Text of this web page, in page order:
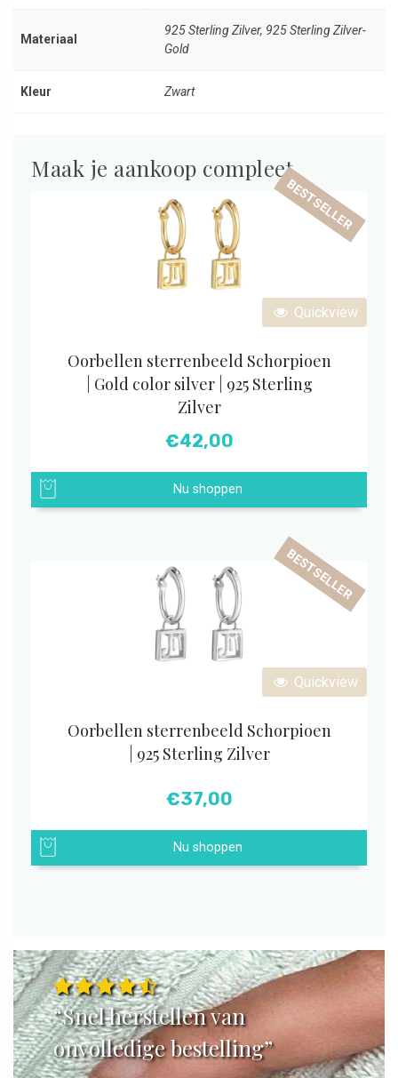
Materiaal
925 Sterling Zilver, 925 Sterling Zilver-
Gold
Kleur Zwart
Maak je aankoop compleet
Quickview
BESTSELLER
Oorbellen sterrenbeeld Schorpioen
| Gold color silver | 925 Sterling
Zilver
€42,00
Nu shoppen
Quickview
BESTSELLER
Oorbellen sterrenbeeld Schorpioen
| 925 Sterling Zilver
€37,00
Nu shoppen
“Snel herstellen van
onvolledige bestelling”